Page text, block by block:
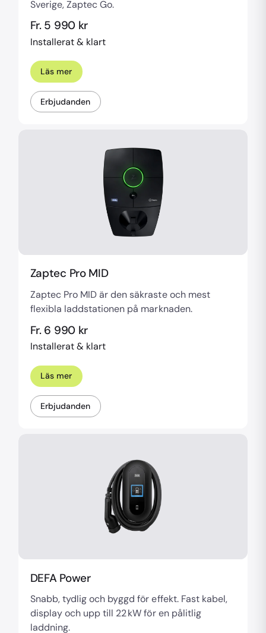
Sverige, Zaptec Go.
Fr. 5 990 kr
Installerat & klart
Läs mer
Erbjudanden
Zaptec Pro MID
Zaptec Pro MID är den säkraste och mest
flexibla laddstationen på marknaden.
Fr. 6 990 kr
Installerat & klart
Läs mer
Erbjudanden
DEFA Power
Snabb, tydlig och byggd för effekt. Fast kabel,
display och upp till 22 kW för en pålitlig
laddning.